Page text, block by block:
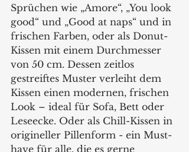
Sprüchen wie „Amore“, „You look
good“ und „Good at naps“ und in
frischen Farben, oder als Donut-
Kissen mit einem Durchmesser
von 50 cm. Dessen zeitlos
gestreiftes Muster verleiht dem
Kissen einen modernen, frischen
Look – ideal für Sofa, Bett oder
Leseecke. Oder als Chill-Kissen in
origineller Pillenform - ein Must-
have für alle, die es gerne